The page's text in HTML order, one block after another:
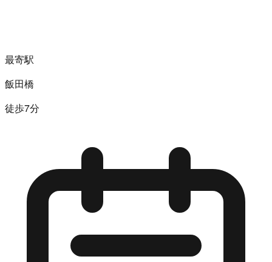
最寄駅
飯田橋
徒歩7分